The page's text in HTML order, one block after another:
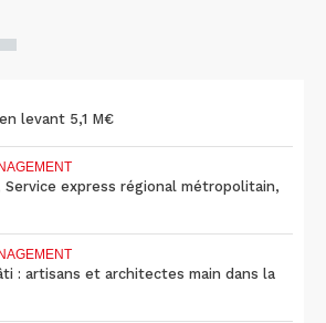
levant 5,1 M€
Service express régional métropolitain,
: artisans et architectes main dans la